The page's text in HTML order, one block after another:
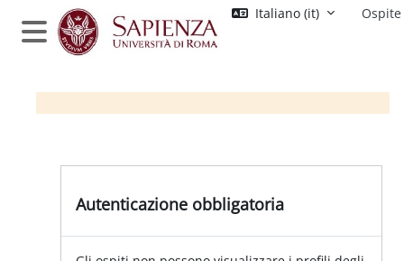
Vai al contenuto principale
Pannello laterale
Italiano ‎(it)‎ Ospite
Autenticazione obbligatoria